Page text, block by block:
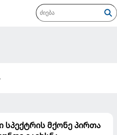
სპექტრის მქონე პირთა